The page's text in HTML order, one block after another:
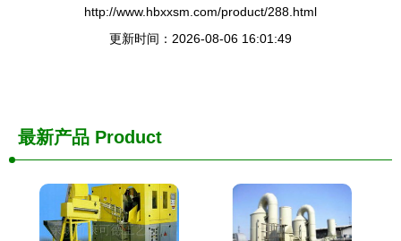
http://www.hbxxsm.com/product/288.html
更新时间：2026-08-06 16:01:49
最新产品 Product